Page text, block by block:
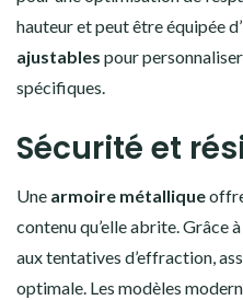
hauteur et peut être équipée d’
ajustables pour
spécifiques.
Sécurité et
Une armoire métallique
contenu qu’elle abrite. Grâce
aux tentatives d’effraction,
optimale. Les modèles